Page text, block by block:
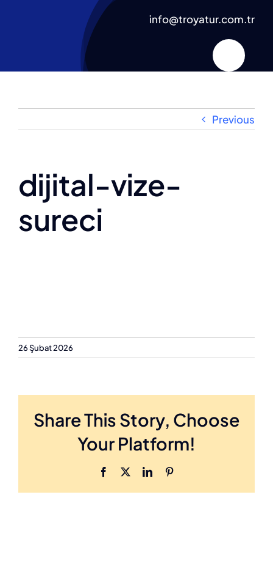
info@troyatur.com.tr
Previous
dijital-vize-
sureci
26 Şubat 2026
Share This Story, Choose
Your Platform!
Facebook LinkedIn